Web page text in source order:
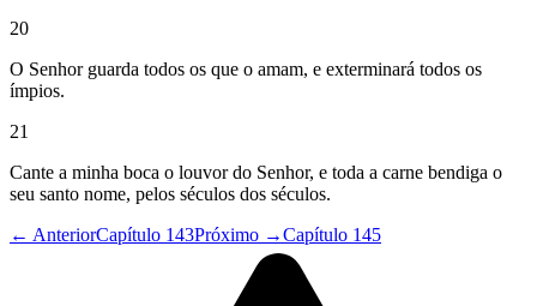
20
O Senhor guarda todos os que o amam, e exterminará todos os
ímpios.
21
Cante a minha boca o louvor do Senhor, e toda a carne bendiga o
seu santo nome, pelos séculos dos séculos.
← AnteriorCapítulo 143Próximo →Capítulo 145